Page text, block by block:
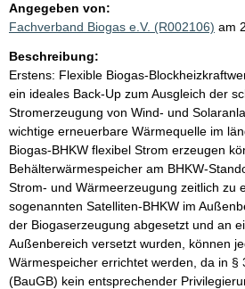
Angegeben von:
Fachverband Biogas e.V. (R002106) am
Beschreibung:
Erstens: Flexible Biogas-
ein ideales Back-Up zum Ausgleich der
Stromerzeugung von Wind- und
wichtige erneuerbare Wärmequelle im
Biogas-BHKW flexibel Strom erzeugen
Behälterwärmespeicher am BHKW-
Strom- und Wärmeerzeugung zeitlich zu
sogenannten Satelliten-BHKW im
der Biogaserzeugung abgesetzt und an
Außenbereich versetzt wurden, können
Wärmespeicher errichtet werden, da in §
(BauGB) kein entsprechender